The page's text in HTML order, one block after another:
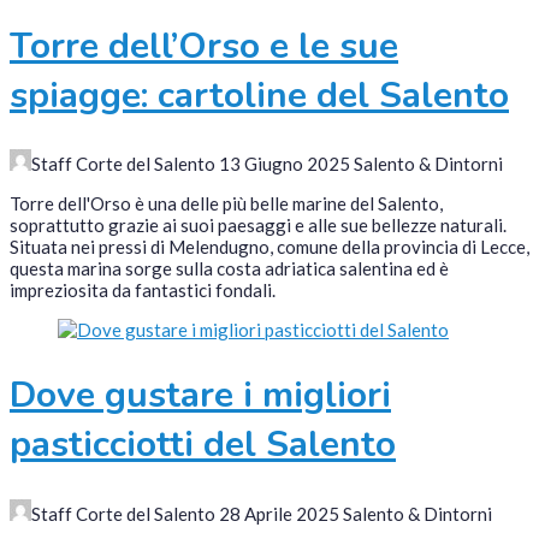
Torre dell’Orso e le sue
spiagge: cartoline del Salento
Staff Corte del Salento 13 Giugno 2025 Salento & Dintorni
Torre dell'Orso è una delle più belle marine del Salento,
soprattutto grazie ai suoi paesaggi e alle sue bellezze naturali.
Situata nei pressi di Melendugno, comune della provincia di Lecce,
questa marina sorge sulla costa adriatica salentina ed è
impreziosita da fantastici fondali.
Dove gustare i migliori
pasticciotti del Salento
Staff Corte del Salento 28 Aprile 2025 Salento & Dintorni